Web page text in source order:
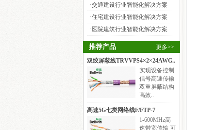
·交通建设行业智能化解决方案
·住宅建设行业智能化解决方案
· 医院建筑行业智能化解决方案
更多>>
推荐产品
双绞屏蔽线TRVVPS4×2×24AWG..
实现设备控制
信号高速传输
双重屏蔽结构
高效..
高速5G七类网络线F/FTP-7
1-600MHz高
速带宽传输 可
什么是视频运动检测器
视频运动检测器在闭路电视监
控系统中充当报警探测..
怎样使用线缆测试仪
线缆制作完毕后，应当用线缆
测试仪进行测试。常用..
智能建筑中主要有哪几种电..
智能建筑中主要有哪几种电
梯？主要有哪几种控制方..
建筑设备自动化系统中对电..